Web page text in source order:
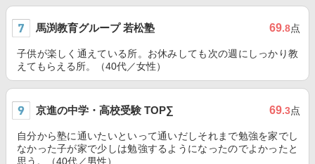
馬渕教育グループ 若松塾 69.8点
子供が楽しく通えている所。お休みしても次の週にしっかり教
えてもらえる所。（40代／女性）
京進の中学・高校受験 TOP∑ 69.3点
自分から塾に通いたいといって通いだしそれまで勉強を家でし
なかった子が家で少しは勉強するようになったのでよかったと
思う。（40代／男性）